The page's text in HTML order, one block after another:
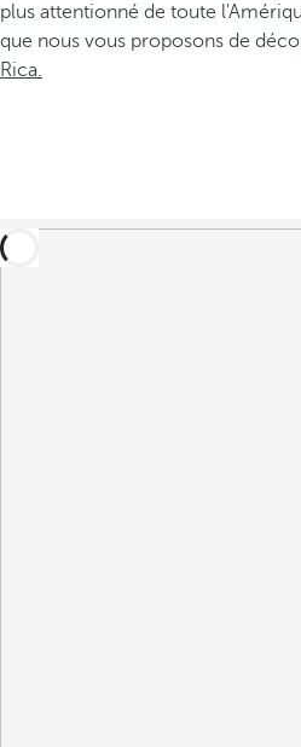
plus attentionné de toute
que nous vous proposons de
Rica.